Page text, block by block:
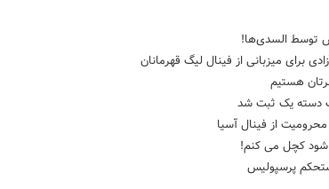
توسط السدی‌ها!
برای میزبانی از فینال لیگ قهرمانان
هستیم
دسته یک ثبت شد
شود کچل می کنم!
پرسپولیس